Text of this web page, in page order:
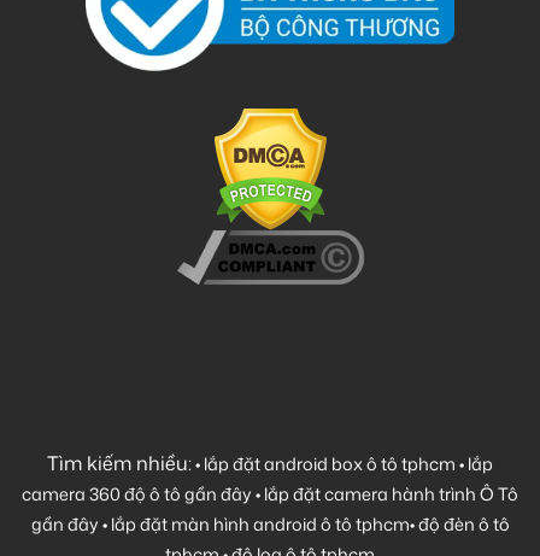
Tìm kiếm nhiều:•lắp đặt android box ô tô tphcm•lắp
camera 360 độ ô tô gần đây•lắp đặt camera hành trình Ô Tô
gần đây•lắp đặt màn hình android ô tô tphcm•độ đèn ô tô